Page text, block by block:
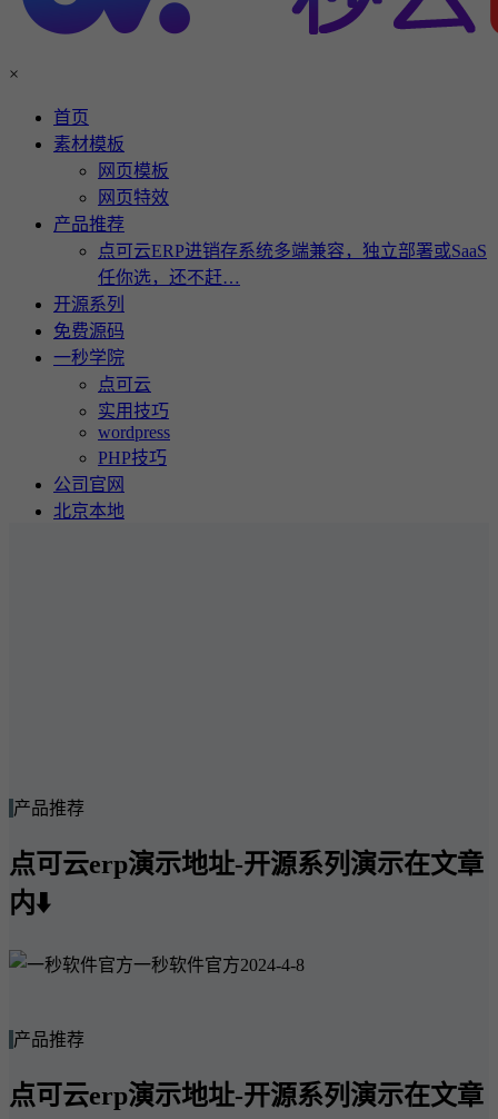
×
首页
素材模板
网页模板
网页特效
产品推荐
点可云ERP进销存系统多端兼容，独立部署或SaaS
任你选，还不赶…
开源系列
免费源码
一秒学院
点可云
实用技巧
wordpress
PHP技巧
公司官网
北京本地
产品推荐
点可云erp演示地址-开源系列演示在文章
内⬇️
一秒软件官方2024-4-8
产品推荐
点可云erp演示地址-开源系列演示在文章